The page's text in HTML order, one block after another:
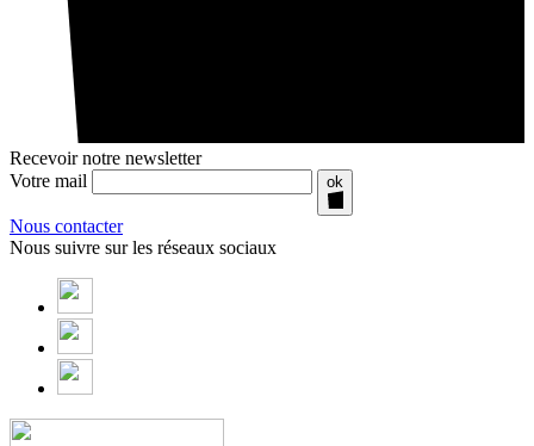
Recevoir notre newsletter
Votre mail
ok
Nous contacter
Nous suivre sur les réseaux sociaux